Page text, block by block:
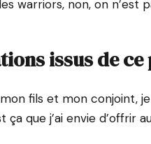
warriors, non, on n’est
issus de ce
fils et mon conjoint,
ça que j’ai envie d’offrir